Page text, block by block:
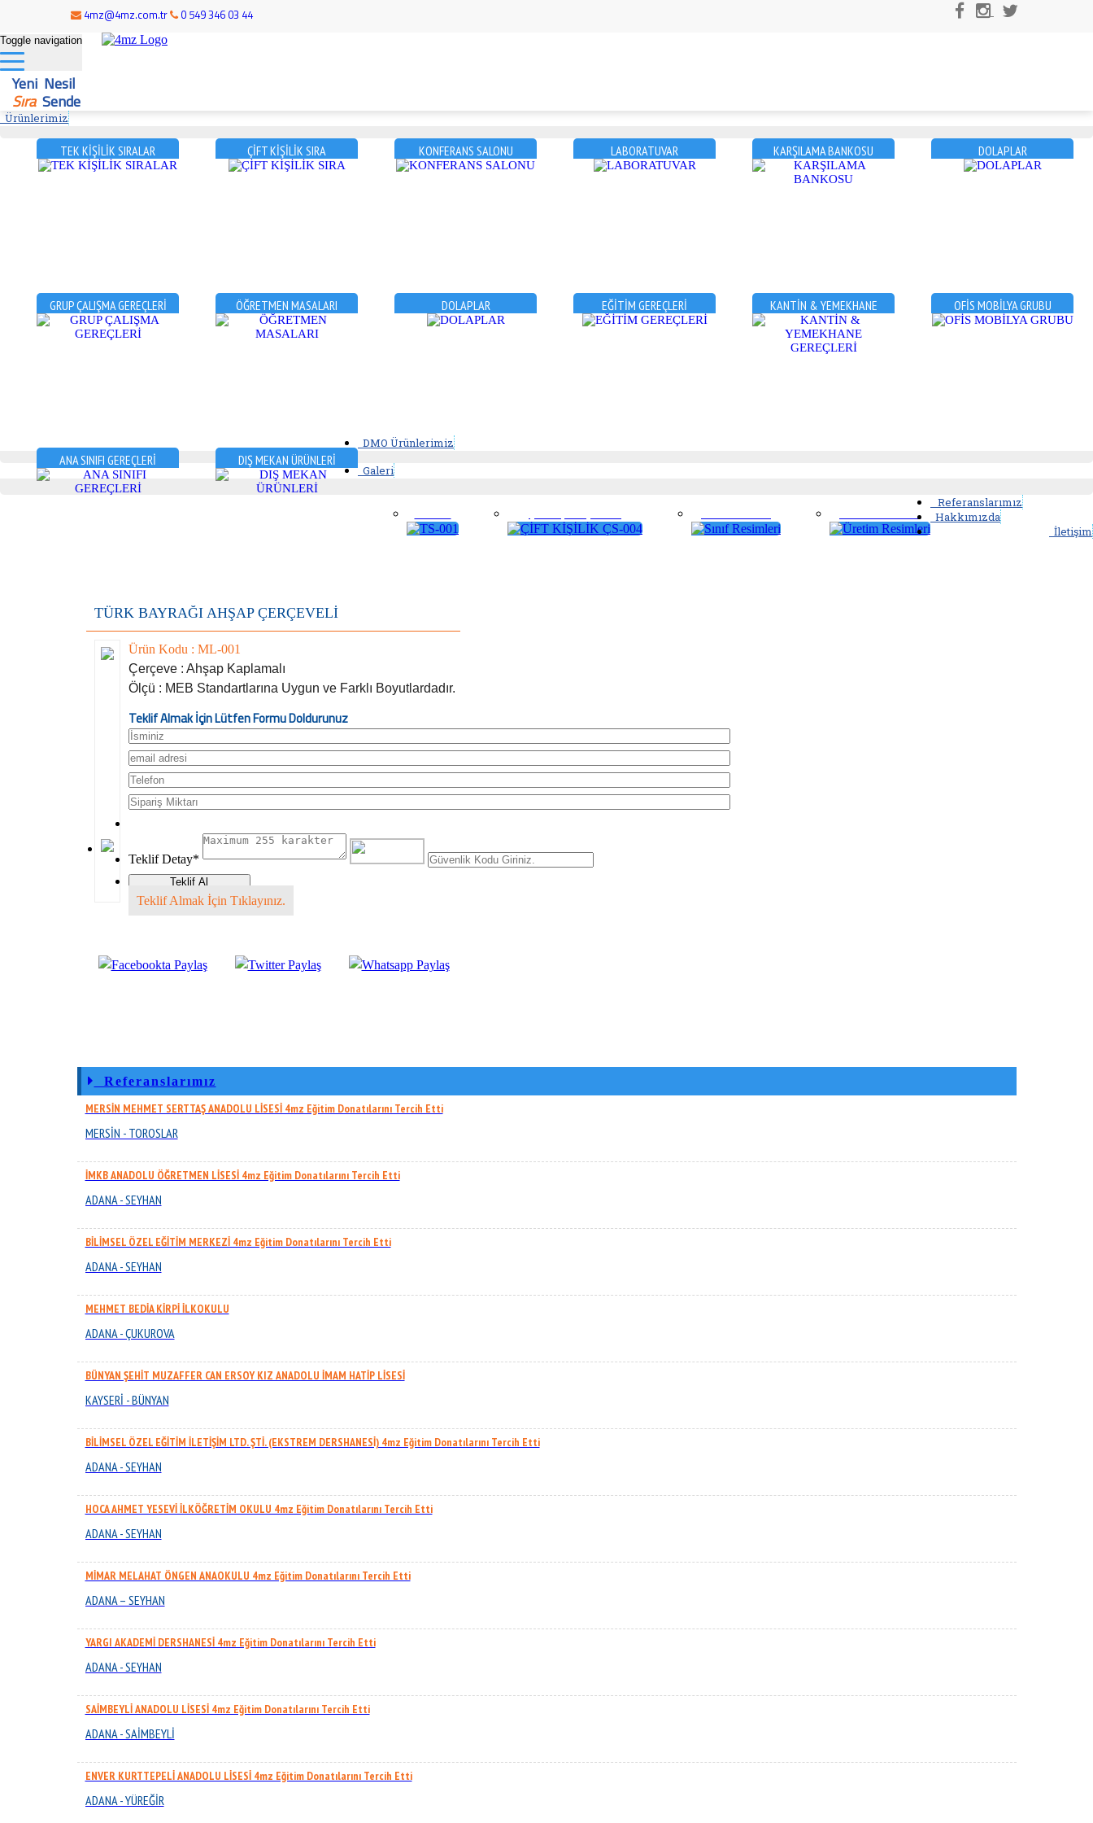
4mz@4mz.com.tr 0 549 346 03 44
Toggle navigation
Yeni Nesil
SıraSende
Ürünlerimiz
TEK KİŞİLİK SIRALAR ÇİFT KİŞİLİK SIRA KONFERANS SALONU LABORATUVAR KARŞILAMA BANKOSU DOLAPLAR
GRUP ÇALIŞMA GEREÇLERİ ÖĞRETMEN MASALARI DOLAPLAR EĞİTİM GEREÇLERİ
KANTİN & YEMEKHANE
GEREÇLERİ
OFİS MOBİLYA GRUBU
ANA SINIFI GEREÇLERİ DIŞ MEKAN ÜRÜNLERİ
DMO Ürünlerimiz
Galeri
Üretim Resimleri
Referanslarımız
Hakkımızda
İletişim
TÜRK BAYRAĞI AHŞAP ÇERÇEVELİ
Ürün Kodu : ML-001
Çerçeve : Ahşap Kaplamalı
Ölçü : MEB Standartlarına Uygun ve Farklı Boyutlardadır.
Teklif Almak İçin Lütfen Formu Doldurunuz
Teklif Detay*
Teklif Almak İçin Tıklayınız.
Referanslarımız
MERSİN MEHMET SERTTAŞ ANADOLU LİSESİ 4mz Eğitim Donatılarını Tercih Etti
MERSİN - TOROSLAR
İMKB ANADOLU ÖĞRETMEN LİSESİ 4mz Eğitim Donatılarını Tercih Etti
ADANA - SEYHAN
BİLİMSEL ÖZEL EĞİTİM MERKEZİ 4mz Eğitim Donatılarını Tercih Etti
ADANA - SEYHAN
MEHMET BEDİA KİRPİ İLKOKULU
ADANA - ÇUKUROVA
BÜNYAN ŞEHİT MUZAFFER CAN ERSOY KIZ ANADOLU İMAM HATİP LİSESİ
KAYSERİ - BÜNYAN
BİLİMSEL ÖZEL EĞİTİM İLETİŞİM LTD. ŞTİ. (EKSTREM DERSHANESİ) 4mz Eğitim Donatılarını Tercih Etti
ADANA - SEYHAN
HOCA AHMET YESEVİ İLKÖĞRETİM OKULU 4mz Eğitim Donatılarını Tercih Etti
ADANA - SEYHAN
MİMAR MELAHAT ÖNGEN ANAOKULU 4mz Eğitim Donatılarını Tercih Etti
ADANA – SEYHAN
YARGI AKADEMİ DERSHANESİ 4mz Eğitim Donatılarını Tercih Etti
ADANA - SEYHAN
SAİMBEYLİ ANADOLU LİSESİ 4mz Eğitim Donatılarını Tercih Etti
ADANA - SAİMBEYLİ
ENVER KURTTEPELİ ANADOLU LİSESİ 4mz Eğitim Donatılarını Tercih Etti
ADANA - YÜREĞİR